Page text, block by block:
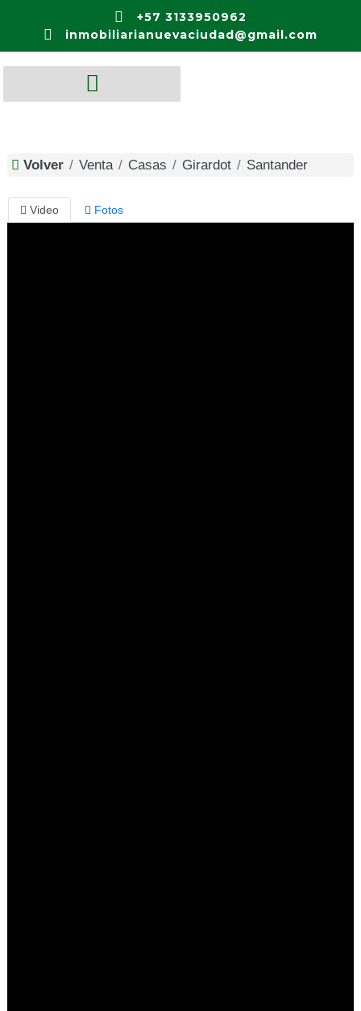
+57 3133950962
inmobiliarianuevaciudad@gmail.com
Volver Venta Casas Girardot Santander
Video Fotos